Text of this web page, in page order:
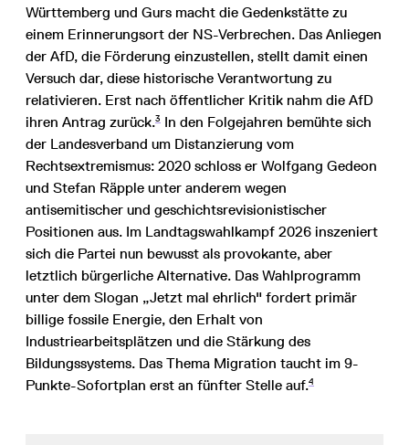
Württemberg und Gurs macht die Gedenkstätte zu
einem Erinnerungsort der NS-Verbrechen. Das Anliegen
der AfD, die Förderung einzustellen, stellt damit einen
Versuch dar, diese historische Verantwortung zu
relativieren. Erst nach öffentlicher Kritik nahm die AfD
ihren Antrag zurück.3 In den Folgejahren bemühte sich
der Landesverband um Distanzierung vom
Rechtsextremismus: 2020 schloss er Wolfgang Gedeon
und Stefan Räpple unter anderem wegen
antisemitischer und geschichtsrevisionistischer
Positionen aus. Im Landtagswahlkampf 2026 inszeniert
sich die Partei nun bewusst als provokante, aber
letztlich bürgerliche Alternative. Das Wahlprogramm
unter dem Slogan „Jetzt mal ehrlich" fordert primär
billige fossile Energie, den Erhalt von
Industriearbeitsplätzen und die Stärkung des
Bildungssystems. Das Thema Migration taucht im 9-
Punkte-Sofortplan erst an fünfter Stelle auf.4